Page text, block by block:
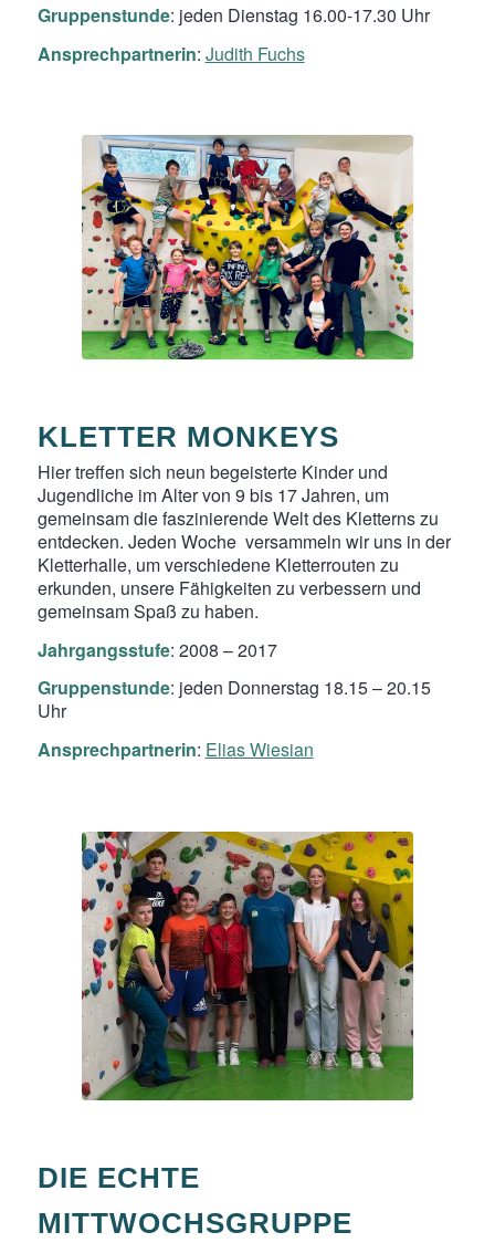
Gruppenstunde: jeden Dienstag 16.00-17.30 Uhr
Ansprechpartnerin: Judith Fuchs
KLETTER MONKEYS
Hier treffen sich neun begeisterte Kinder und
Jugendliche im Alter von 9 bis 17 Jahren, um
gemeinsam die faszinierende Welt des Kletterns zu
entdecken. Jeden Woche versammeln wir uns in der
Kletterhalle, um verschiedene Kletterrouten zu
erkunden, unsere Fähigkeiten zu verbessern und
gemeinsam Spaß zu haben.
Jahrgangsstufe: 2008 – 2017
Gruppenstunde: jeden Donnerstag 18.15 – 20.15
Uhr
Ansprechpartnerin: Elias Wiesian
DIE ECHTE
MITTWOCHSGRUPPE